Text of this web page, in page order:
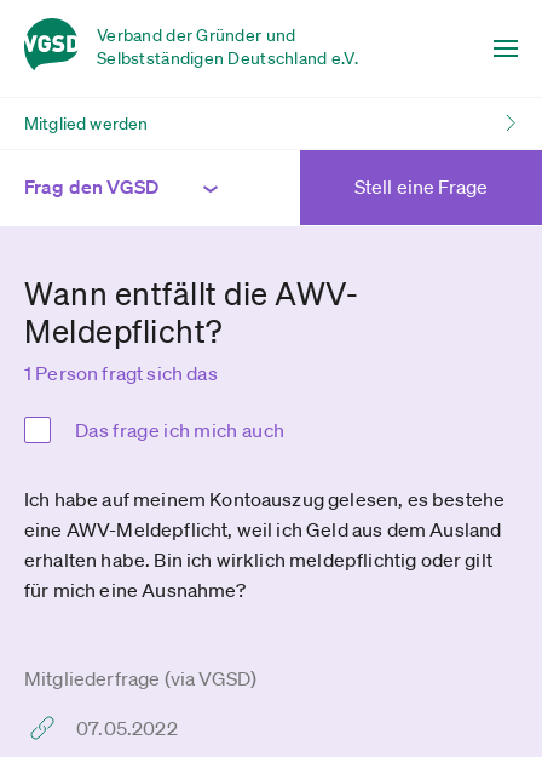
Verband der Gründer und
Selbstständigen Deutschland e.V.
Mitglied werden
Frag den VGSD Stell eine Frage
Wann entfällt die AWV-
Meldepflicht?
1 Person fragt sich das
Das frage ich mich auch
Ich habe auf meinem Kontoauszug gelesen, es bestehe
eine AWV-Meldepflicht, weil ich Geld aus dem Ausland
erhalten habe. Bin ich wirklich meldepflichtig oder gilt
für mich eine Ausnahme?
Mitgliederfrage (via VGSD)
07.05.2022